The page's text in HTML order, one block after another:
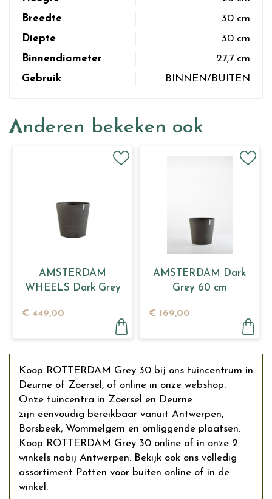
Breedte
30 cm
Diepte
30 cm
Binnendiameter
27,7 cm
Gebruik
BINNEN/BUITEN
Anderen bekeken ook
AMSTERDAM
WHEELS Dark Grey
€ 449,00
AMSTERDAM Dark
Grey 60 cm
€ 169,00
Koop ROTTERDAM Grey 30 bij ons tuincentrum in
Deurne of Zoersel, of online in onze webshop.
Onze tuincentra in Zoersel en Deurne
zijn eenvoudig bereikbaar vanuit Antwerpen,
Borsbeek, Wommelgem en omliggende plaatsen.
Koop ROTTERDAM Grey 30 online of in onze 2
winkels nabij Antwerpen. Bekijk ook ons volledig
assortiment Potten voor buiten online of in de
winkel.